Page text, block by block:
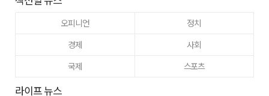
오피니언
정치
경제
사회
국제
스포츠
라이프 뉴스